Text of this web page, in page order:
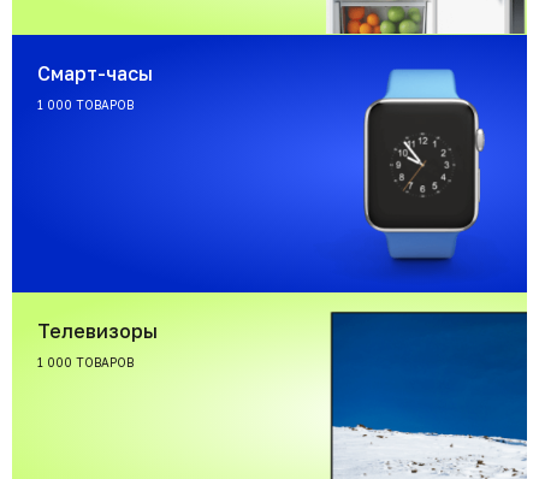
Смарт-часы
1 000 ТОВАРОВ
Телевизоры
1 000 ТОВАРОВ